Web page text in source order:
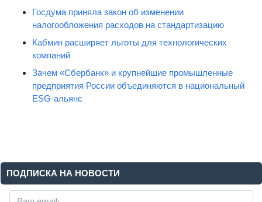
Госдума приняла закон об изменении
налогообложения расходов на стандартизацию
Кабмин расширяет льготы для технологических
компаний
Зачем «Сбербанк» и крупнейшие промышленные
предприятия России объединяются в национальный
ESG-альянс
ПОДПИСКА НА НОВОСТИ